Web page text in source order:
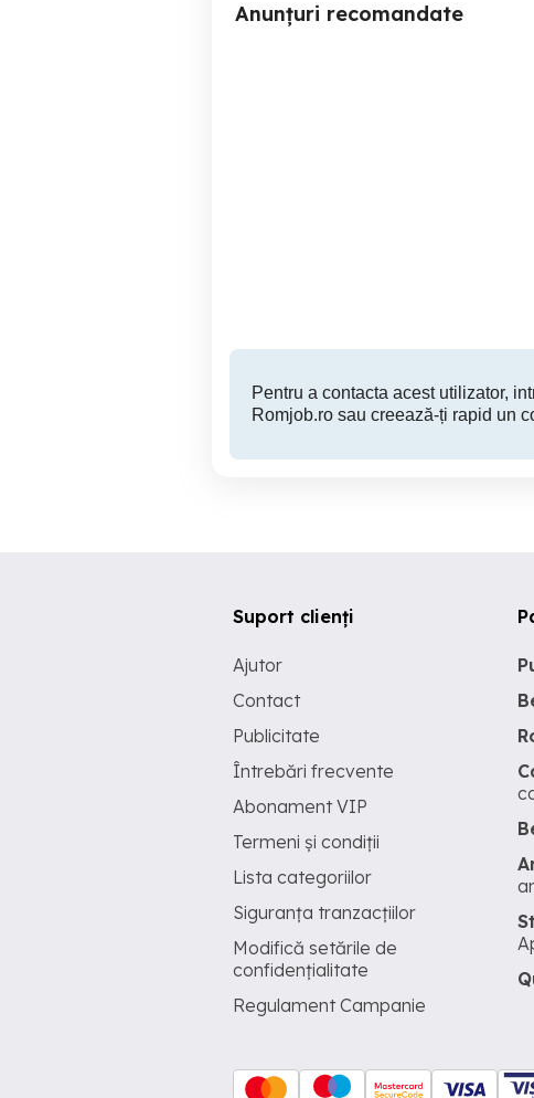
Anunțuri recomandate
Pentru a contacta acest utilizator,
Romjob.ro sau creează-ți rapid un
Suport clienți
Ajutor
Contact
Publicitate
Întrebări frecvente
Abonament VIP
Termeni și condiții
Lista categoriilor
Siguranța tranzacțiilor
Modifică setările de
confidențialitate
Regulament Campanie